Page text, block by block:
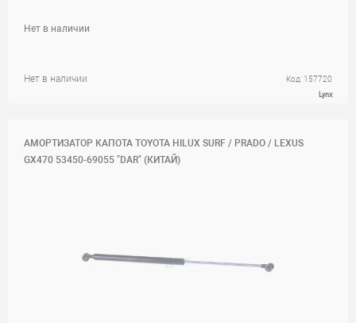
Нет в наличии Код: 157720
Lynx
Нет в наличии
АМОРТИЗАТОР КАПОТА TOYOTA HILUX SURF / PRADO / LEXUS
GX470 53450-69055 "DAR" (КИТАЙ)